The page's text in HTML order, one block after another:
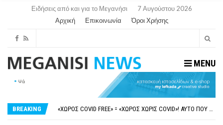
Ειδήσεις από και για το Μεγανήσι
7 Αυγούστου 2026
Αρχική
Επικοινωνία Όροι Χρήσης
MENU
BREAKING
ΝΥΔΡΊ:ΠΙΆΣΤΗΚΑΝ ΣΤΟ ΞΎΛΟ ΟΙ ΙΔΙΟΚΤΉΤΕΣ ΤΟΥΡΙΣΤΙΚΏΝ ΣΚΑΦΏΝ.
«ΧΏΡΟΣ COVID FREE» = «ΧΏΡΟΣ ΧΩΡΊΣ COVID»! ΑΥΤΌ ΠΟΥ ΚΑΝΕΊΣ ΔΕΝ ΈΧΕΙ ΤΟΛΜΉΣΕΙ ΝΑ ΡΩΤΉΣΕΙ
ΠΕΡΊ ΑΝΑΣΤΟΛΉΣ ΝΗΠΙΑΓΩΓΕΊΩΝ ΣΤΗ ΛΕΥΚΆΔΑ